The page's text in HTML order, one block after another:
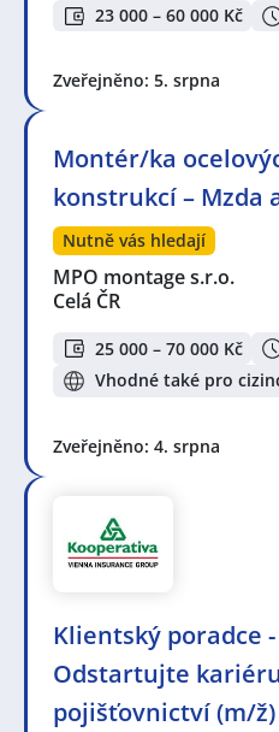
23 000 – 60 000 Kč
Zveřejněno: 5. srpna
Montér/ka
konstrukcí – Mzda
Nutně vás hledají
MPO montage s.r.o.
Celá ČR
25 000 – 70 000 Kč
Vhodné také pro
Zveřejněno: 4. srpna
Klientský poradce -
Odstartujte
pojišťovnictví (m/ž)